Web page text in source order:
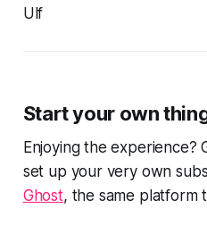
Ulf
Start your own
Enjoying the
set up your very own
Ghost, the same platform